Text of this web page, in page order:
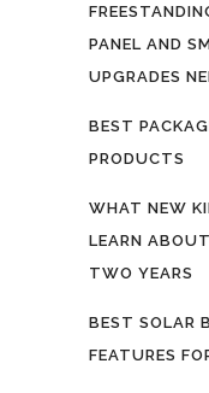
PANEL AND
UPGRADES
BEST
PRODUCTS
WHAT NEW
LEARN
TWO YEARS
BEST SOLAR
FEATURES